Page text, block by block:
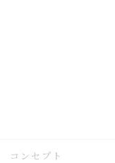
コンセプト